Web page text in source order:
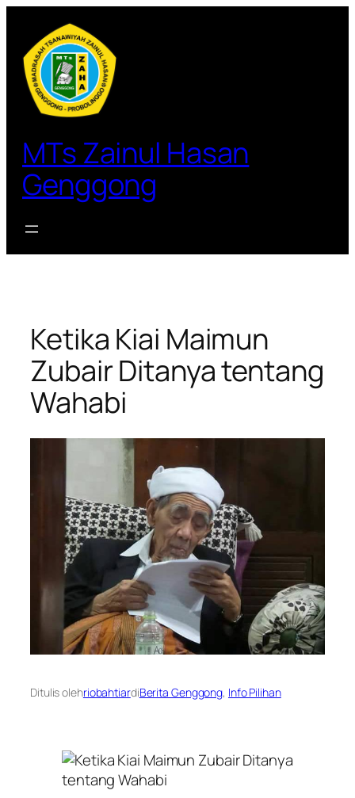
konten
MTs Zainul Hasan
Genggong
Ketika Kiai Maimun
Zubair Ditanya tentang
Wahabi
Ditulis olehriobahtiardiBerita Genggong, Info Pilihan